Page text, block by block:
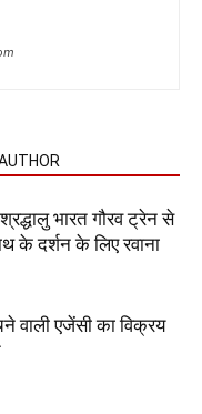
भारत गौरव ट्रेन से
के दर्शन के लिए रवाना
वाली एजेंसी का विक्रय